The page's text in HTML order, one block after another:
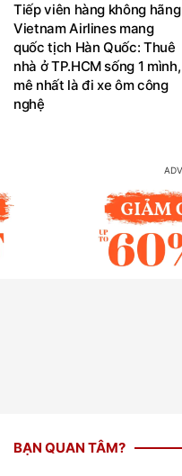
Tiếp viên hàng không hãng
Vietnam Airlines mang
quốc tịch Hàn Quốc: Thuê
nhà ở TP.HCM sống 1 mình,
mê nhất là đi xe ôm công
nghệ
BẠN QUAN TÂM?